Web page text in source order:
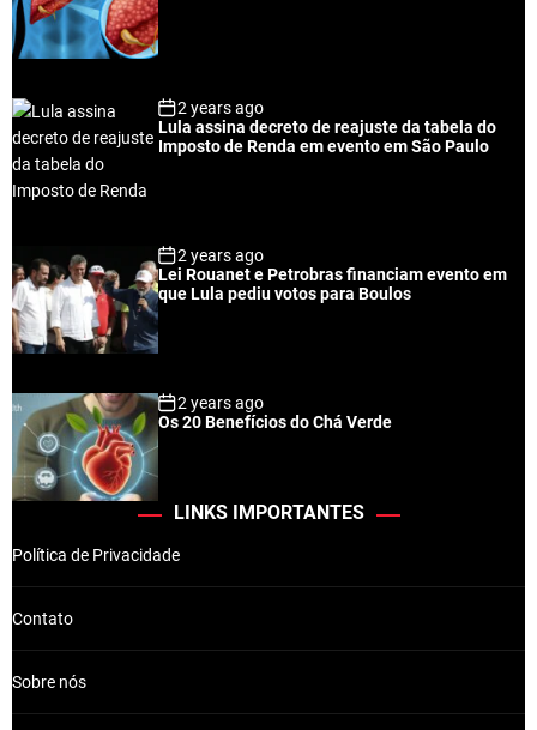
2 years ago
Lula assina decreto de reajuste da tabela do
Imposto de Renda em evento em São Paulo
2 years ago
Lei Rouanet e Petrobras financiam evento em
que Lula pediu votos para Boulos
2 years ago
Os 20 Benefícios do Chá Verde
LINKS IMPORTANTES
Política de Privacidade
Contato
Sobre nós